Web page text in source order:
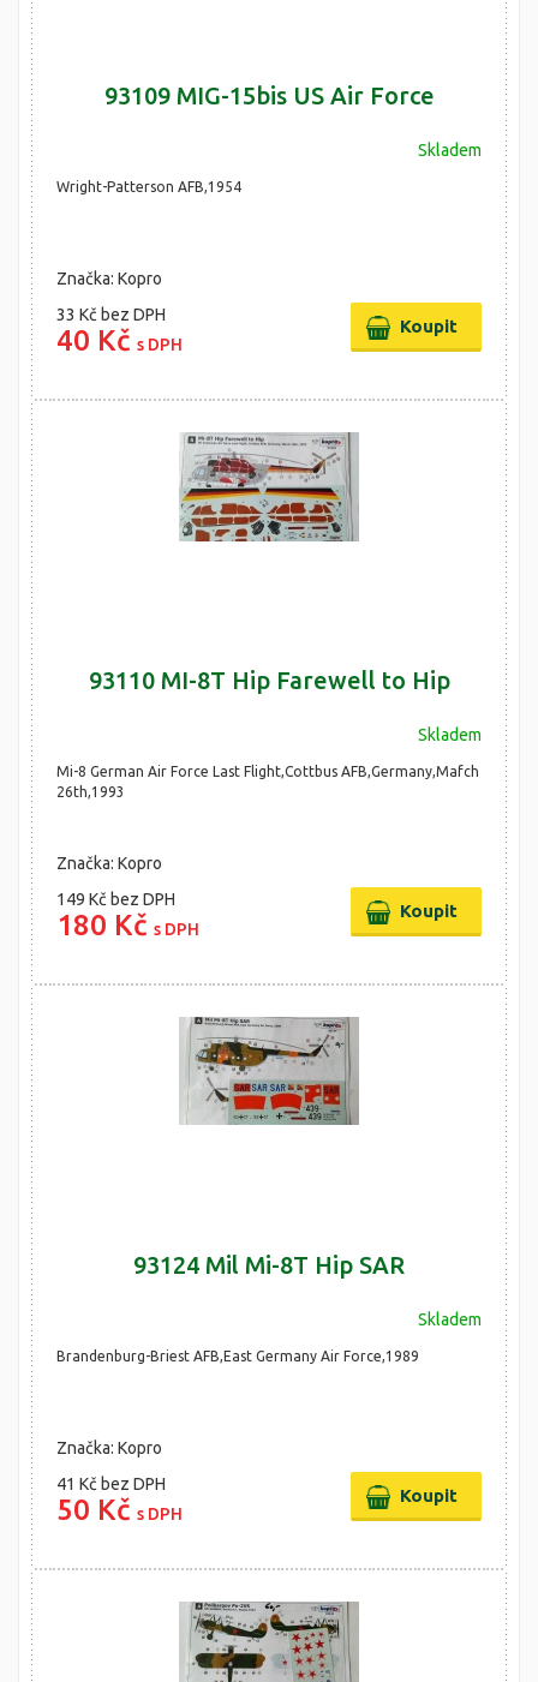
93109 MIG-15bis US Air Force
Skladem
Wright-Patterson AFB,1954
Značka: Kopro
33 Kč bez DPH
40 Kč s DPH
93110 MI-8T Hip Farewell to Hip
Skladem
Mi-8 German Air Force Last Flight,Cottbus AFB,Germany,Mafch
26th,1993
Značka: Kopro
149 Kč bez DPH
180 Kč s DPH
93124 Mil Mi-8T Hip SAR
Skladem
Brandenburg-Briest AFB,East Germany Air Force,1989
Značka: Kopro
41 Kč bez DPH
50 Kč s DPH